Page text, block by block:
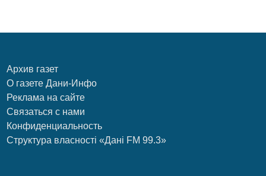
Архив газет
О газете Дани-Инфо
Реклама на сайте
Связаться с нами
Конфиденциальность
Структура власності «Дані FM 99.3»